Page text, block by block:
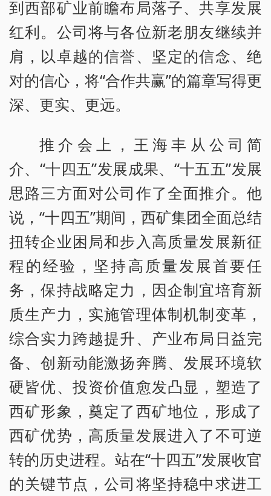
到西部矿业前瞻布局落子、共享发展
红利。公司将与各位新老朋友继续并
肩，以卓越的信誉、坚定的信念、绝
对的信心，将“合作共赢”的篇章写得更
深、更实、更远。
推介会上，王海丰从公司简
介、“十四五”发展成果、“十五五”发展
思路三方面对公司作了全面推介。他
说，“十四五”期间，西矿集团全面总结
扭转企业困局和步入高质量发展新征
程的经验，坚持高质量发展首要任
务，保持战略定力，因企制宜培育新
质生产力，实施管理体制机制变革，
综合实力跨越提升、产业布局日益完
备、创新动能激扬奔腾、发展环境软
硬皆优、投资价值愈发凸显，塑造了
西矿形象，奠定了西矿地位，形成了
西矿优势，高质量发展进入了不可逆
转的历史进程。站在“十四五”发展收官
的关键节点，公司将坚持稳中求进工